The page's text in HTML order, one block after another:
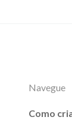
Navegue
Como